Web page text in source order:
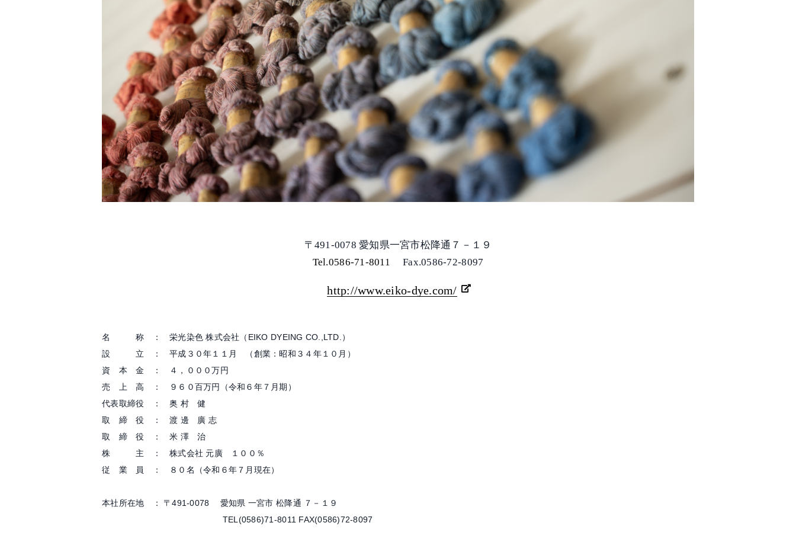
〒491-0078 愛知県一宮市松降通７－１９
Tel.0586-71-8011
Fax.0586-72-8097
http://www.eiko-dye.com/
名 称 ： 栄光染色 株式会社（EIKO DYEING CO.,LTD.）
設 立 ： 平成３０年１１月 （創業：昭和３４年１０月）
資 本 金 ： ４，０００万円
売 上 高 ： ９６０百万円（令和６年７月期）
代表取締役 ： 奥 村 健
取 締 役 ： 渡 邊 廣 志
取 締 役 ： 米 澤 治
株 主 ： 株式会社 元廣 １００％
従 業 員 ： ８０名（令和６年７月現在）
本社所在地 ： 〒491-0078 愛知県 一宮市 松降通 ７－１９
TEL(0586)71-8011 FAX(0586)72-8097